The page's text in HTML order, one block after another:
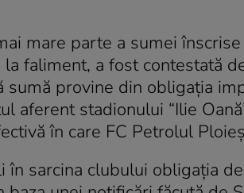
mare parte a sumei
faliment, a fost contestată
sumă provine din obligaţia
aferent stadionului “Ilie
în care FC Petrolul
în sarcina clubului obligaţia